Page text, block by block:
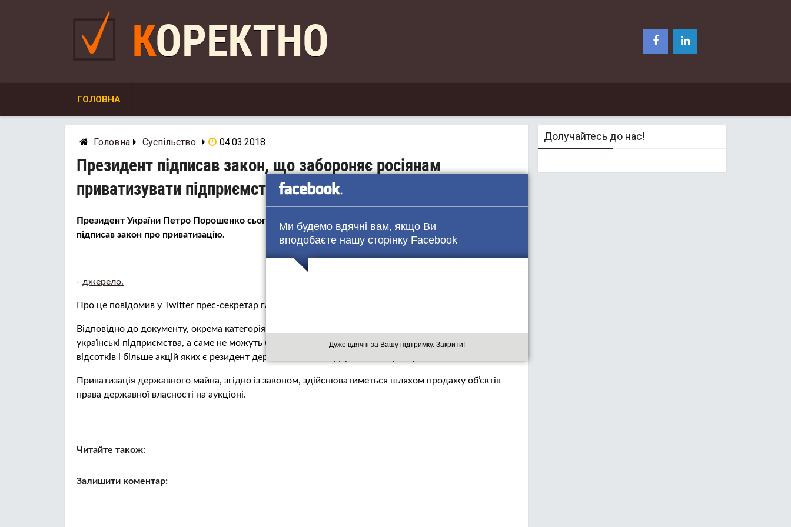
Ми будемо вдячні вам, якщо Ви
вподобаєте нашу сторінку Facebook
Дуже вдячні за Вашу підтримку. Закрити!
КОРЕКТНО
ГОЛОВНА
Головна Суспільство 04.03.2018
Президент підписав закон, що забороняє росіянам
приватизувати підприємства в Україні
Президент України Петро Порошенко сьогодні, 2 березня, під час засідання Нацради реформ
підписав закон про приватизацію.
- джерело.
Про це повідомив y Twitter прес-секретар глави держави Святослав Цеголко.
Відповідно до документу, окрема категорія російських юридичних осіб не може приватизувати
українські підприємства, а саме не можуть бути покупцями юридичні особи, власником 10%
відсотків і більше акцій яких є резидент держави, визнаної державою-агресором.
Приватизація державного майна, згідно із законом, здійснюватиметься шляхом продажу об’єктів
права державної власності на аукціоні.
Читайте також:
Залишити коментар:
Долучайтесь до нас!